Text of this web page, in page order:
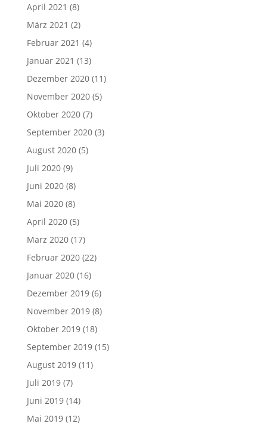
April 2021 (8)
März 2021 (2)
Februar 2021 (4)
Januar 2021 (13)
Dezember 2020(11)
November 2020(5)
Oktober 2020(7)
September 2020(3)
August 2020(5)
Juli 2020(9)
Juni 2020(8)
Mai 2020(8)
April 2020(5)
März 2020(17)
Februar 2020(22)
Januar 2020(16)
Dezember 2019(6)
November 2019(8)
Oktober 2019(18)
September 2019(15)
August 2019(11)
Juli 2019(7)
Juni 2019(14)
Mai 2019(12)